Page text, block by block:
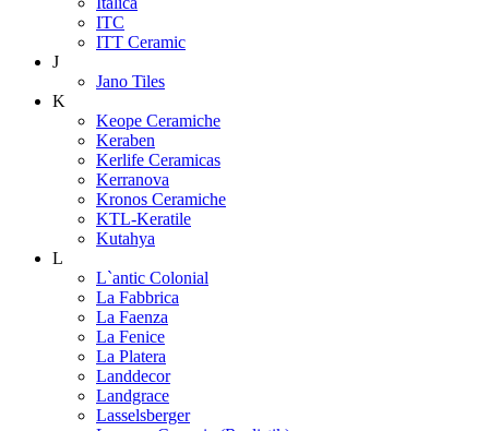
ITC
ITT Ceramic
J
Jano Tiles
K
Keope Ceramiche
Keraben
Kerlife Ceramicas
Kerranova
Kronos Ceramiche
KTL-Keratile
Kutahya
L
L`antic Colonial
La Fabbrica
La Faenza
La Fenice
La Platera
Landdecor
Landgrace
Lasselsberger